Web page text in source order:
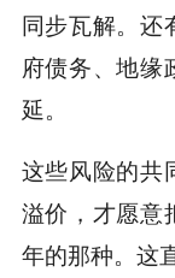
同步瓦解。还
府债务、地缘
延。
这些风险的共
溢价，才愿
年的那种。这